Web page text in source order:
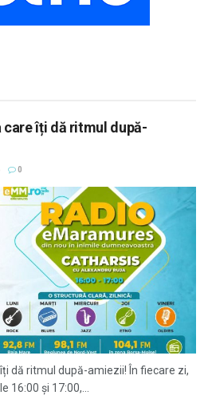
care îți dă ritmul după-
0
dă ritmul după-amiezii! În fiecare zi,
16:00 și 17:00,...